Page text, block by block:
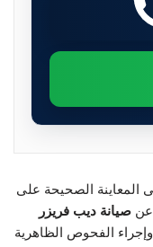
الصحيحة على
عن صيانة ديب فريزر
الفحوص الظاهرية